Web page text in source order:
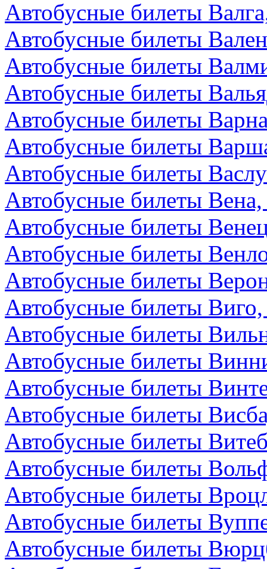
Автобусные билеты
Автобусные билеты
Автобусные билеты
Автобусные билеты
Автобусные билеты
Автобусные билеты
Автобусные билеты
Автобусные билеты
Автобусные билеты
Автобусные билеты
Автобусные билеты
Автобусные билеты
Автобусные билеты
Автобусные билеты
Автобусные билеты
Автобусные билеты
Автобусные билеты
Автобусные билеты
Автобусные билеты
Автобусные билеты
Автобусные билеты